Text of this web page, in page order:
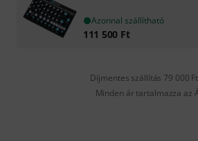
Azonnal szállítható
111 500 Ft
Díjmentes szállítás 79 000
Minden ár tartalmazza az